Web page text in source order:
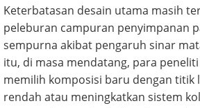
Keterbatasan desain utama masih
peleburan campuran penyimpanan
sempurna akibat pengaruh sinar
itu, di masa mendatang, para
memilih komposisi baru dengan titik
rendah atau meningkatkan sistem